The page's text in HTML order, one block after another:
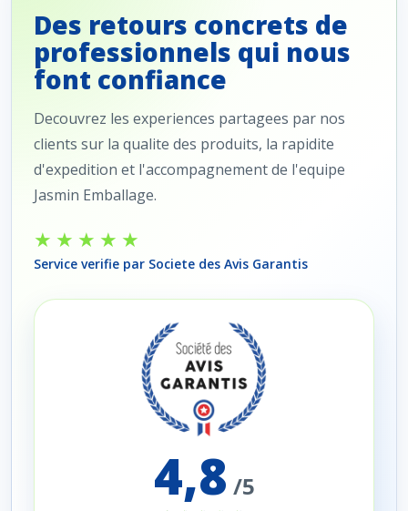
Des retours concrets de
professionnels qui nous
font confiance
Decouvrez les experiences partagees par nos
clients sur la qualite des produits, la rapidite
d'expedition et l'accompagnement de l'equipe
Jasmin Emballage.
★★★★★
Service verifie par Societe des Avis Garantis
4,8 /5